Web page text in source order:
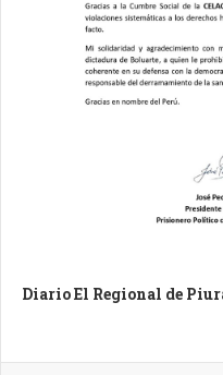
Diario El Regional de